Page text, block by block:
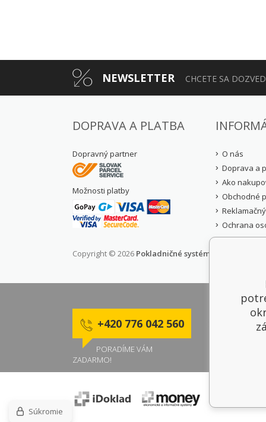
NEWSLETTER CHCETE SA
DOPRAVA A PLATBA
Dopravný partner
Možnosti platby
O nás
Doprava a
Ako
Obchodné
Ochrana
Copyright © 2026 Pokladničné systémy - Offis
+420 776 042 560
PORADÍME VÁM
ZADARMO!
Súkromie